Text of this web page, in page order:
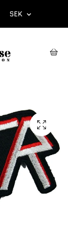
SEK